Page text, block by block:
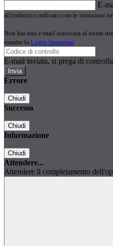
E-
all'indirizzo indicato con le istruzioni
Non hai una e-mail associata al nome
tramite la Login Spaggiari
E-mail inviata, si prega di
Errore
Chiudi
Successo
Chiudi
Informazione
Chiudi
Attendere...
Attendere il completamento